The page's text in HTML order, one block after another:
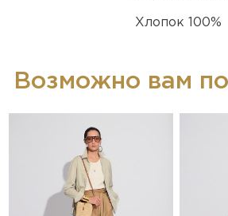
Хлопок 100%
Возможно вам